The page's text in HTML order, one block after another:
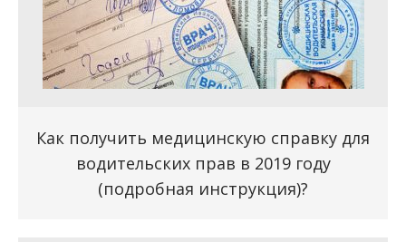
Как получить медицинскую справку для
водительских прав в 2019 году
(подробная инструкция)?